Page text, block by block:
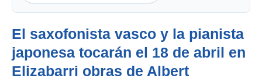
El saxofonista vasco y la pianista
japonesa tocarán el 18 de abril en
Elizabarri obras de Albert